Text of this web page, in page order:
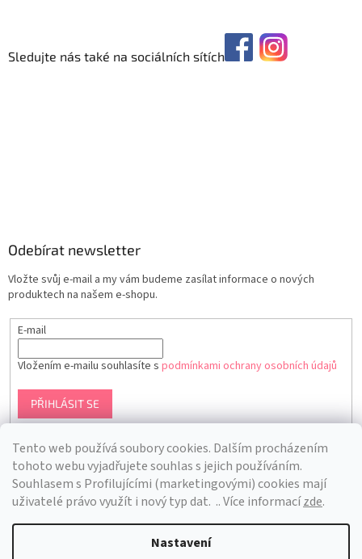
Tento web používá soubory cookies. Dalším procházením
tohoto webu vyjadřujete souhlas s jejich používáním.
Souhlasem s Profilujícími (marketingovými) cookies mají
uživatelé právo využít i nový typ dat. .. Více informacízde.
Nastavení
Sledujte nás také na sociálních sítích
Odebírat newsletter
Vložte svůj e-mail a my vám budeme zasílat informace o nových
produktech na našem e-shopu.
E-mail
Vložením e-mailu souhlasíte s podmínkami ochrany osobních údajů
PŘIHLÁSIT SE
Vytvořil Shoptet